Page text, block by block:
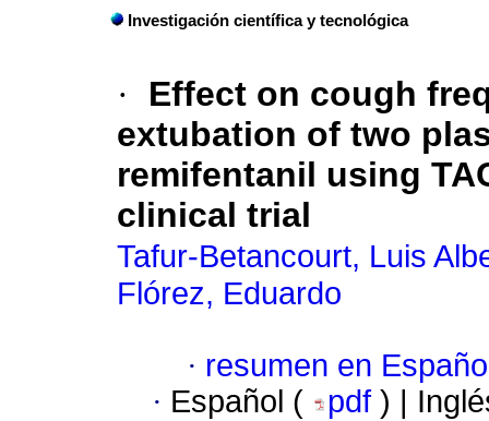
Investigación científica y tecnológica
·
Effect on cough
extubation of two
remifentanil using
clinical trial
Tafur-Betancourt, Luis
Flórez, Eduardo
· resumen en
· Español ( pdf ) |